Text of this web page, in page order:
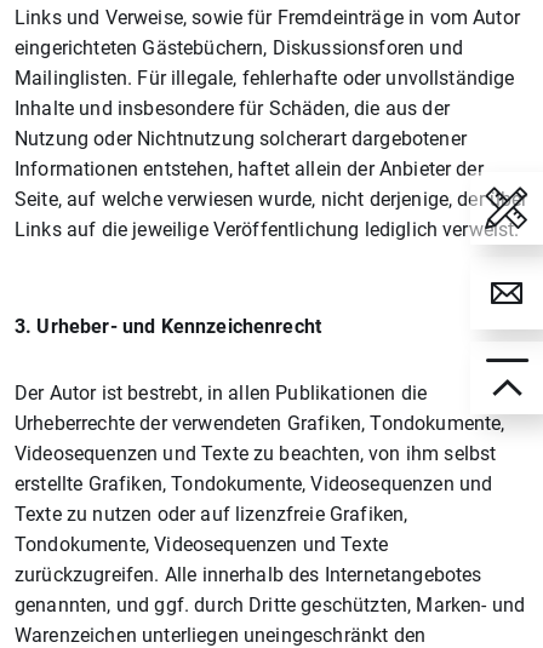
Links und Verweise, sowie für Fremdeinträge in vom Autor
eingerichteten Gästebüchern, Diskussionsforen und
Mailinglisten. Für illegale, fehlerhafte oder unvollständige
Inhalte und insbesondere für Schäden, die aus der
Nutzung oder Nichtnutzung solcherart dargebotener
Informationen entstehen, haftet allein der Anbieter der
Seite, auf welche verwiesen wurde, nicht derjenige, der über
Links auf die jeweilige Veröffentlichung lediglich verweist.
3. Urheber- und Kennzeichenrecht
Der Autor ist bestrebt, in allen Publikationen die
Urheberrechte der verwendeten Grafiken, Tondokumente,
Videosequenzen und Texte zu beachten, von ihm selbst
erstellte Grafiken, Tondokumente, Videosequenzen und
Texte zu nutzen oder auf lizenzfreie Grafiken,
Tondokumente, Videosequenzen und Texte
zurückzugreifen. Alle innerhalb des Internetangebotes
genannten, und ggf. durch Dritte geschützten, Marken- und
Warenzeichen unterliegen uneingeschränkt den